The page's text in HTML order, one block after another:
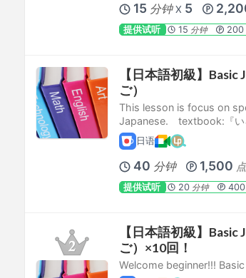
15 分钟 X 5
提供试听 15 分钟 200
【日本語初級】
ご）
This lesson is focus on
Japanese. textbook:『い
日语
40 分钟 1,500 点
提供试听 20 分钟 400
【日本語初級】
ご）×10回！
Welcome beginner!!!